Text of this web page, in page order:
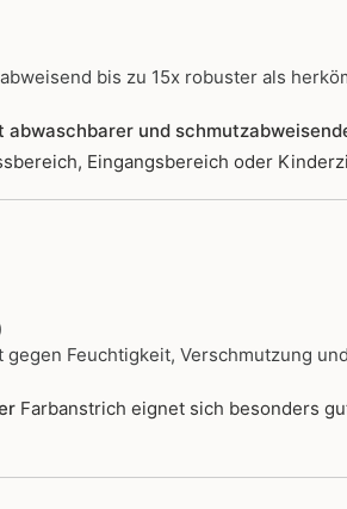
bis zu 15x robuster als
abwaschbarer und
Eingangsbereich oder
Feuchtigkeit, Verschmutzung
Farbanstrich eignet sich besonders